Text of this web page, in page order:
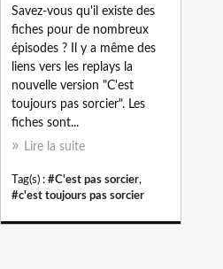
Savez-vous qu'il existe des
fiches pour de nombreux
épisodes ? Il y a même des
liens vers les replays la
nouvelle version "C'est
toujours pas sorcier". Les
fiches sont...
Lire la suite
Tag(s) : #C'est pas sorcier,
#c'est toujours pas sorcier